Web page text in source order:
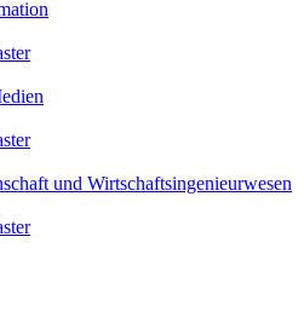
und Wirtschaftsingenieurwesen